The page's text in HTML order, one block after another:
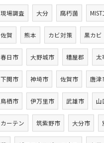
現場調査 大分 腐朽菌
佐賀 熊本 カビ対策 黒カビ
春日市 大野城市 糟屋郡 太
下関市 神埼市 佐賀市 唐津
鳥栖市 伊万里市 武雄市 山
カーテン 筑紫野市 大分市